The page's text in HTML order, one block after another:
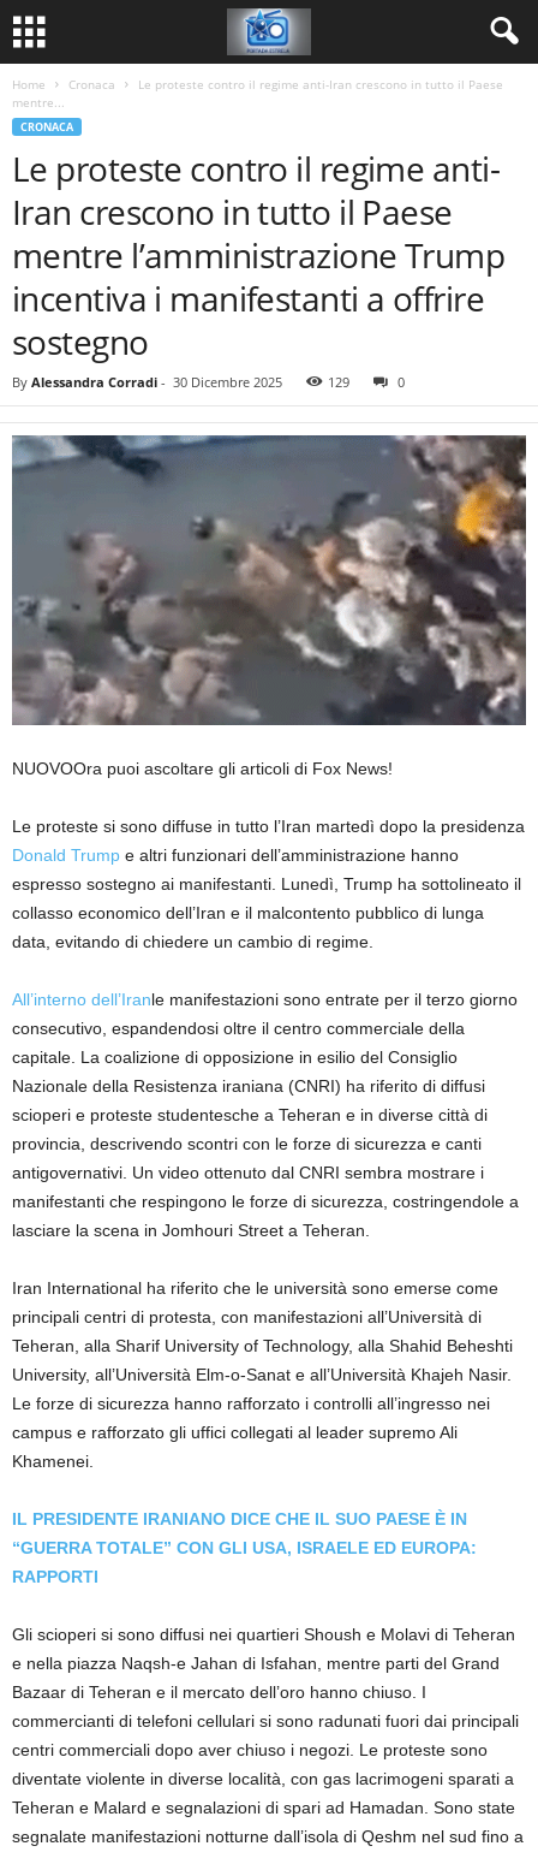
Home Cronaca
Le proteste contro il regime anti-Iran crescono in tutto il Paese
mentre...
CRONACA
Le proteste contro il regime anti-
Iran crescono in tutto il Paese
mentre l’amministrazione Trump
incentiva i manifestanti a offrire
sostegno
By Alessandra Corradi - 30 Dicembre 2025 129 0
NUOVOOra puoi ascoltare gli articoli di Fox News!
Le proteste si sono diffuse in tutto l’Iran martedì dopo la presidenza
Donald Trump e altri funzionari dell’amministrazione hanno
espresso sostegno ai manifestanti. Lunedì, Trump ha sottolineato il
collasso economico dell’Iran e il malcontento pubblico di lunga
data, evitando di chiedere un cambio di regime.
All’interno dell’Iranle manifestazioni sono entrate per il terzo giorno
consecutivo, espandendosi oltre il centro commerciale della
capitale. La coalizione di opposizione in esilio del Consiglio
Nazionale della Resistenza iraniana (CNRI) ha riferito di diffusi
scioperi e proteste studentesche a Teheran e in diverse città di
provincia, descrivendo scontri con le forze di sicurezza e canti
antigovernativi. Un video ottenuto dal CNRI sembra mostrare i
manifestanti che respingono le forze di sicurezza, costringendole a
lasciare la scena in Jomhouri Street a Teheran.
Iran International ha riferito che le università sono emerse come
principali centri di protesta, con manifestazioni all’Università di
Teheran, alla Sharif University of Technology, alla Shahid Beheshti
University, all’Università Elm-o-Sanat e all’Università Khajeh Nasir.
Le forze di sicurezza hanno rafforzato i controlli all’ingresso nei
campus e rafforzato gli uffici collegati al leader supremo Ali
Khamenei.
IL PRESIDENTE IRANIANO DICE CHE IL SUO PAESE È IN
“GUERRA TOTALE” CON GLI USA, ISRAELE ED EUROPA:
RAPPORTI
Gli scioperi si sono diffusi nei quartieri Shoush e Molavi di Teheran
e nella piazza Naqsh-e Jahan di Isfahan, mentre parti del Grand
Bazaar di Teheran e il mercato dell’oro hanno chiuso. I
commercianti di telefoni cellulari si sono radunati fuori dai principali
centri commerciali dopo aver chiuso i negozi. Le proteste sono
diventate violente in diverse località, con gas lacrimogeni sparati a
Teheran e Malard e segnalazioni di spari ad Hamadan. Sono state
segnalate manifestazioni notturne dall’isola di Qeshm nel sud fino a